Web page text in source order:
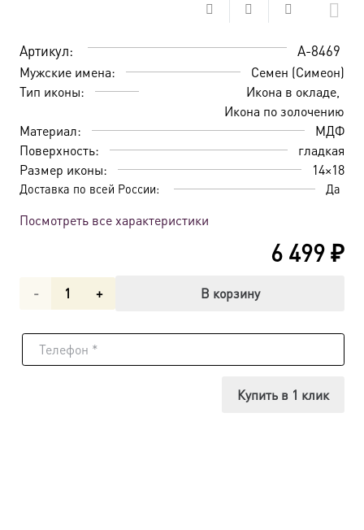
Артикул: A-8469
Мужские имена:
Семен (Симеон)
Тип иконы:
Икона в окладе
Икона по золочению
Материал:
МДФ
Поверхность:
гладкая
Размер иконы:
14×18
Доставка по всей России: Да
Посмотреть все характеристики
6 499₽
Количество
Икона
В корзину
Купить в 1 клик